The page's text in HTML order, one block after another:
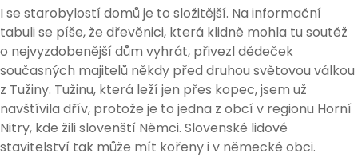
I se starobylostí domů je to složitější. Na informační
tabuli se píše, že dřevěnici, která klidně mohla tu soutěž
o nejvyzdobenější dům vyhrát, přivezl dědeček
současných majitelů někdy před druhou světovou válkou
z Tužiny. Tužinu, která leží jen přes kopec, jsem už
navštívila dřív, protože je to jedna z obcí v regionu Horní
Nitry, kde žili slovenští Němci. Slovenské lidové
stavitelství tak může mít kořeny i v německé obci.